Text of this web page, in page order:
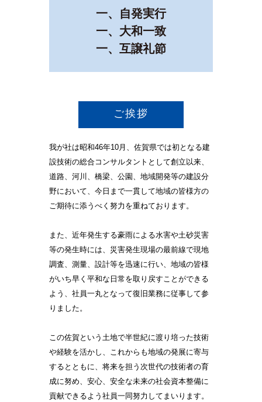
一、自発実行
一、大和一致
一、互譲礼節
ご挨拶
我が社は昭和46年10月、佐賀県では初となる建
設技術の総合コンサルタントとして創立以来、
道路、河川、橋梁、公園、地域開発等の建設分
野において、今日まで一貫して地域の皆様方の
ご期待に添うべく努力を重ねております。
また、近年発生する豪雨による水害や土砂災害
等の発生時には、災害発生現場の最前線で現地
調査、測量、設計等を迅速に行い、地域の皆様
がいち早く平和な日常を取り戻すことができる
よう、社員一丸となって復旧業務に従事して参
りました。
この佐賀という土地で半世紀に渡り培った技術
や経験を活かし、これからも地域の発展に寄与
するとともに、将来を担う次世代の技術者の育
成に努め、安心、安全な未来の社会資本整備に
貢献できるよう社員一同努力してまいります。